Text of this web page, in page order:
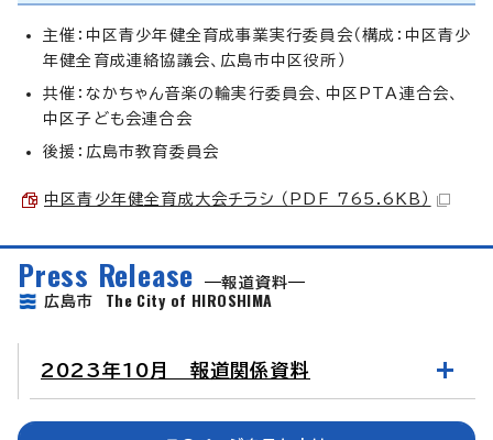
主催：中区青少年健全育成事業実行委員会（構成：中区青少
年健全育成連絡協議会、広島市中区役所）
共催：なかちゃん音楽の輪実行委員会、中区PTA連合会、
中区子ども会連合会
後援：広島市教育委員会
中区青少年健全育成大会チラシ （PDF 765.6KB）
Press Release
報道資料
広島市 The City of HIROSHIMA
2023年10月 報道関係資料